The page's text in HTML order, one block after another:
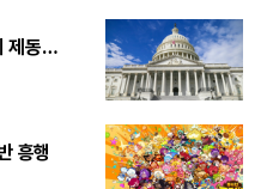
제동…
흥행